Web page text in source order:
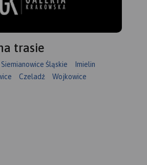
trasie
Siemianowice Śląskie
Imielin
Czeladź Wojkowice